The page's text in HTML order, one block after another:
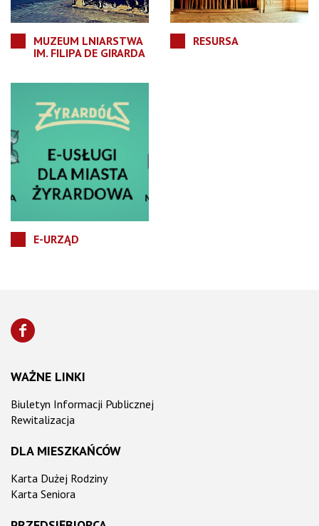
MUZEUM LNIARSTWA
IM. FILIPA DE GIRARDA
RESURSA
E-URZĄD
WAŻNE LINKI
Biuletyn Informacji Publicznej
Rewitalizacja
DLA MIESZKAŃCÓW
Karta Dużej Rodziny
Karta Seniora